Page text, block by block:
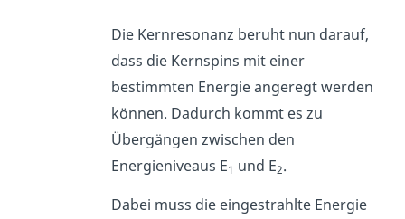
Die Kernresonanz beruht nun darauf,
dass die Kernspins mit einer
bestimmten Energie angeregt werden
können. Dadurch kommt es zu
Übergängen zwischen den
Energieniveaus E1 und E2.
Dabei muss die eingestrahlte Energie